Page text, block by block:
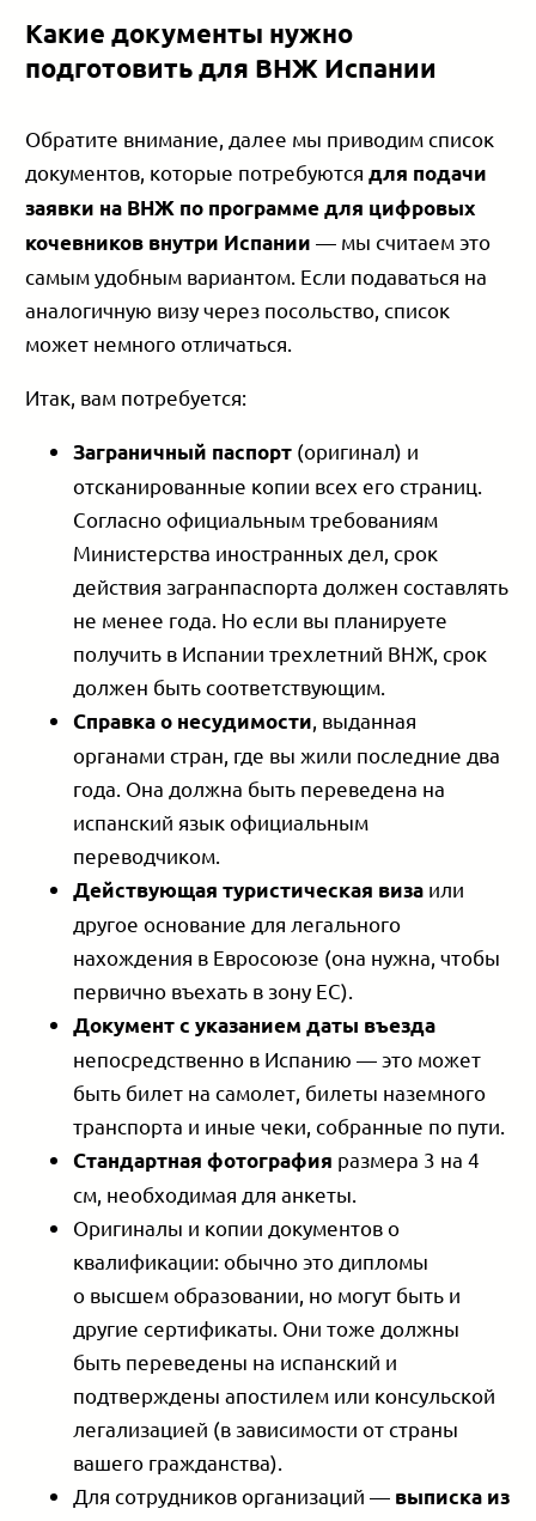
Какие документы нужно
подготовить для ВНЖ Испании
Обратите внимание, далее мы приводим список
документов, которые потребуютсядля подачи
заявки на ВНЖ по программе для цифровых
кочевников внутри Испании — мы считаем это
самым удобным вариантом. Если подаваться на
аналогичную визу через посольство, список
может немного отличаться.
Итак, вам потребуется:
Заграничный паспорт (оригинал) и
отсканированные копии всех его страниц.
Согласно официальным требованиям
Министерства иностранных дел, срок
действия загранпаспорта должен составлять
не менее года. Но если вы планируете
получить в Испании трехлетний ВНЖ, срок
должен быть соответствующим.
Справка о несудимости , выданная
органами стран, где вы жили последние два
года. Она должна быть переведена на
испанский язык официальным
переводчиком.
Действующая туристическая виза или
другое основание для легального
нахождения в Евросоюзе (она нужна, чтобы
первично въехать в зону ЕС).
Документ с указанием даты въезда
непосредственно в Испанию — это может
быть билет на самолет, билеты наземного
транспорта и иные чеки, собранные по пути.
Стандартная фотография размера 3 на 4
см, необходимая для анкеты.
Оригиналы и копии документов о
квалификации: обычно это дипломы
о высшем образовании, но могут быть и
другие сертификаты. Они тоже должны
быть переведены на испанский и
подтверждены апостилем или консульской
легализацией (в зависимости от страны
вашего гражданства).
Для сотрудников организаций — выписка из